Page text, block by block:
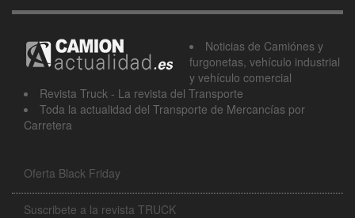
Noticias de Camiónes y
furgonetas, vehículo industrial
y vehículo comercial
Revista Truck - La revista del Transporte
Toda la actualidad del Transporte de Mercancías por
Carretera
Oferta Black Friday
Suscribete a la revista TRUCK